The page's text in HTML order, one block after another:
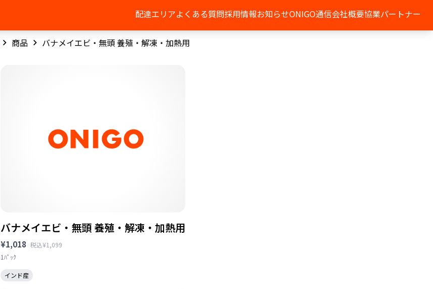
配達エリアよくある質問採用情報お知らせONIGO通信会社概要協業パートナー
商品 バナメイエビ・無頭 養殖・解凍・加熱用
バナメイエビ・無頭 養殖・解凍・加熱用
¥1,018 税込¥1,099
1ﾊﾟｯｸ
インド産